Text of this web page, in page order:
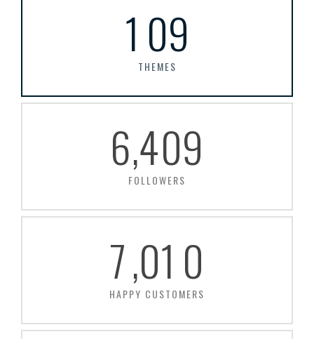
1 09
THEMES
6,409
FOLLOWERS
7,01 0
HAPPY CUSTOMERS